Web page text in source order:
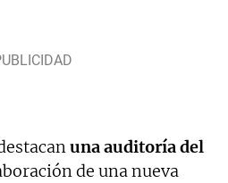
una auditoría del
de una nueva